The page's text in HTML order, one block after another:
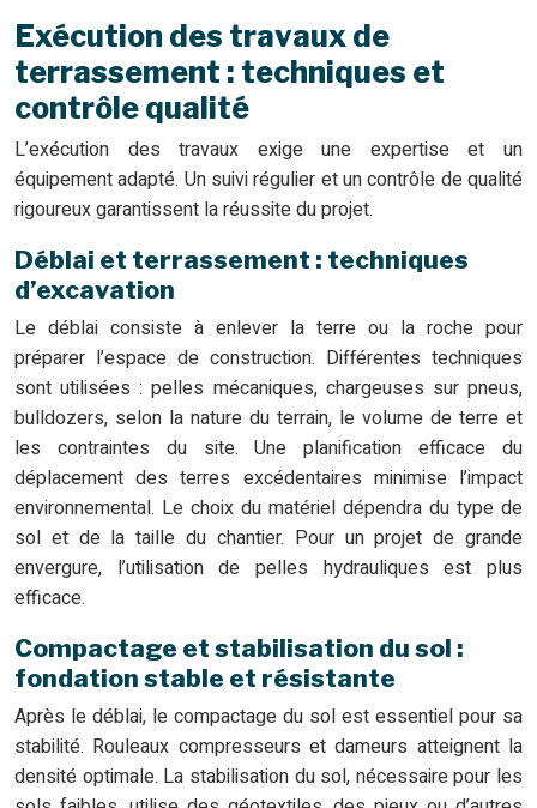
Exécution des travaux de
terrassement : techniques et
contrôle qualité
L’exécution des travaux exige une expertise et un
équipement adapté. Un suivi régulier et un contrôle de qualité
rigoureux garantissent la réussite du projet.
Déblai et terrassement : techniques
d’excavation
Le déblai consiste à enlever la terre ou la roche pour
préparer l’espace de construction. Différentes techniques
sont utilisées : pelles mécaniques, chargeuses sur pneus,
bulldozers, selon la nature du terrain, le volume de terre et
les contraintes du site. Une planification efficace du
déplacement des terres excédentaires minimise l’impact
environnemental. Le choix du matériel dépendra du type de
sol et de la taille du chantier. Pour un projet de grande
envergure, l’utilisation de pelles hydrauliques est plus
efficace.
Compactage et stabilisation du sol :
fondation stable et résistante
Après le déblai, le compactage du sol est essentiel pour sa
stabilité. Rouleaux compresseurs et dameurs atteignent la
densité optimale. La stabilisation du sol, nécessaire pour les